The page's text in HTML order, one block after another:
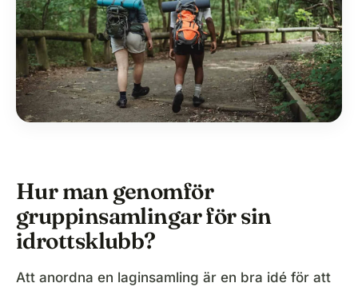
Hur man genomför
gruppinsamlingar för sin
idrottsklubb?
Att anordna en laginsamling är en bra idé för att